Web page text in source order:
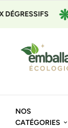
NOS
CATÉGORIES